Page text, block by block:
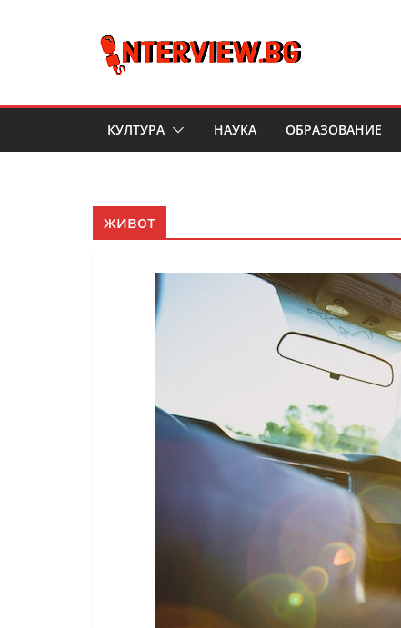
КУЛТУРА НАУКА ОБРАЗОВАНИЕ
живот